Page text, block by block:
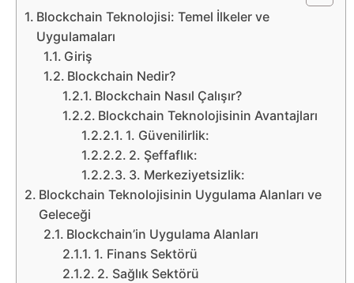
Belgesel
Bilgi
Bilgisayar
Bilim
Bitcoin
Bitkiler
Çizgi
Blockchain Teknolojisi: Temel İlkeler ve
Uygulamaları
Giriş
Blockchain Nedir?
Blockchain Nasıl Çalışır?
Blockchain Teknolojisinin Avantajları
1. Güvenilirlik:
2. Şeffaflık:
3. Merkeziyetsizlik:
Blockchain Teknolojisinin Uygulama Alanları ve
Geleceği
Blockchain’in Uygulama Alanları
1. Finans Sektörü
2. Sağlık Sektörü